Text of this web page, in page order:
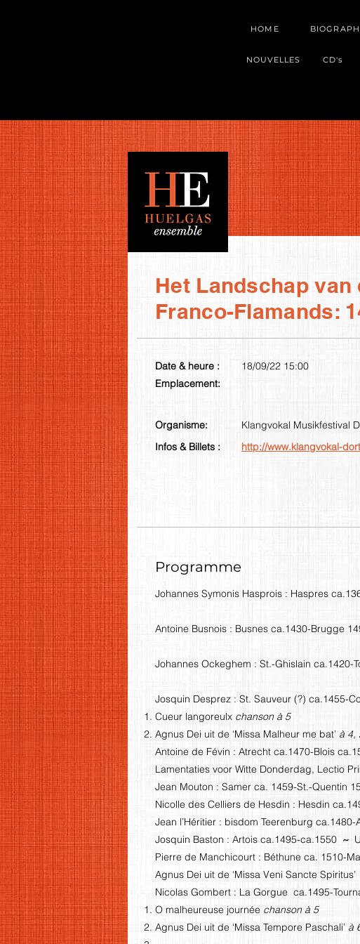
HOME
NOUVELLES CD's
Het Landschap
Franco-Flamands:
Date & heure :
Emplacement:
18/09/22 15:00
Organisme:
Infos & Billets :
Klangvokal Musikfestival
http://www.klangvokal-
Programme
Johannes Symonis Hasprois : Haspres
Antoine Busnois : Busnes ca.1430-Brugge
Johannes Ockeghem : St.-Ghislain ca.1420-
Josquin Desprez : St. Sauveur (?) ca.1455-
Cueur langoreulx chanson à 5
Agnus Dei uit de ‘Missa Malheur me bat’ à 4,
Antoine de Févin : Atrecht ca.1470-Blois
Lamentaties voor Witte Donderdag, Lectio
Jean Mouton : Samer ca. 1459-St.-Quentin
Nicolle des Celliers de Hesdin : Hesdin
Jean l’Héritier : bisdom Teerenburg
Josquin Baston : Artois ca.1495-ca.1550 ~
Pierre de Manchicourt : Béthune ca. 1510-
Agnus Dei uit de ‘Missa Veni Sancte Spiritus’
Nicolas Gombert : La Gorgue ca.1495-
O malheureuse journée chanson à 5
Agnus Dei uit de ‘Missa Tempore Paschali’ à